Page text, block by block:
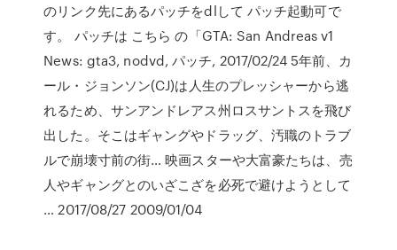
のリンク先にあるパッチをdlして パッチ起動可で
す。 パッチは こちら の「GTA: San Andreas v1
News: gta3, nodvd, パッチ, 2017/02/24 5年前、カ
ール・ジョンソン(CJ)は人生のプレッシャーから逃
れるため、サンアンドレアス州ロスサントスを飛び
出した。そこはギャングやドラッグ、汚職のトラブ
ルで崩壊寸前の街… 映画スターや大富豪たちは、売
人やギャングとのいざこざを必死で避けようとして
… 2017/08/27 2009/01/04